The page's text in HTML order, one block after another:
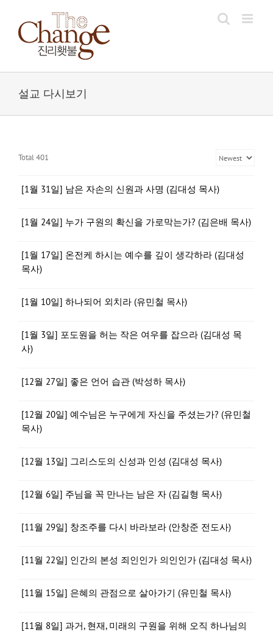
content
설교 다시보기
Total 401
[1월 31일] 남은 자손의 신원과 사명 (김대성 목사)
[1월 24일] 누가 구원의 확신을 가로막는가? (김은배 목사)
[1월 17일] 온전케 하시는 예수를 깊이 생각하라 (김대성
목사)
[1월 10일] 하나되어 외치라 (유민철 목사)
[1월 3일] 포도원을 허는 작은 여우를 잡으라 (김대성 목
사)
[12월 27일] 좋은 언어 습관 (박성하 목사)
[12월 20일] 예수님은 누구에게 자신을 주셨는가? (유민철
목사)
[12월 13일] 그리스도의 신성과 인성 (김대성 목사)
[12월 6일] 주님을 꼭 만나는 남은 자 (김길형 목사)
[11월 29일] 창조주를 다시 바라보라 (안창준 전도사)
[11월 22일] 인간의 본성 죄인인가 의인인가 (김대성 목사)
[11월 15일] 은혜의 관점으로 살아가기 (유민철 목사)
[11월 8일] 과거, 현재, 미래의 구원을 위해 오직 하나님의